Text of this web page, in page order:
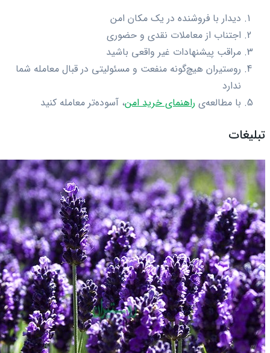
دیدار با فروشنده در یک مکان امن
اجتناب از معاملات نقدی و حضوری
مراقب پیشنهادات غیر واقعی باشید
روستیران هیچ‌گونه منفعت و مسئولیتی در قبال معامله شما
ندارد
با مطالعه‌ی راهنمای خرید امن، آسوده‌تر معامله کنید
تبلیغات